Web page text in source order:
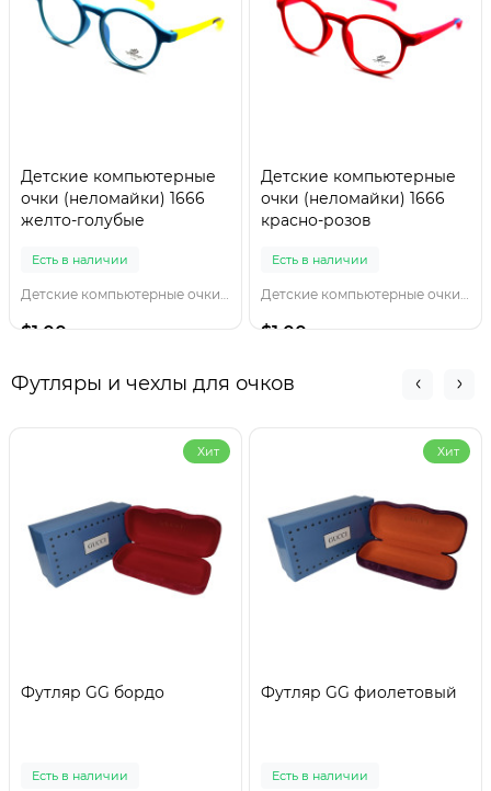
Детские компьютерные
очки (неломайки) 1666
желто-голубые
Есть в наличии
Детские компьютерные очки 1666 желто-голубы
$1.00
Детские компьютерные
очки (неломайки) 1666
красно-розов
Есть в наличии
Детские компьютерные очки 1666 красно-розов
$1.00
Футляры и чехлы для очков
Хит
Футляр GG бордо
Есть в наличии
Хит
Футляр GG фиолетовый
Есть в наличии